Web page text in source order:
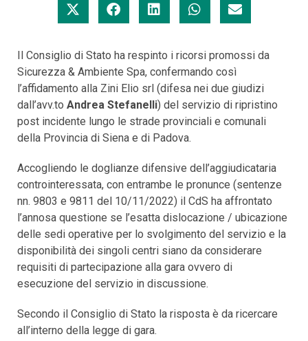
Il Consiglio di Stato ha respinto i ricorsi promossi da
Sicurezza & Ambiente Spa, confermando così
l’affidamento alla Zini Elio srl (difesa nei due giudizi
dall’avv.to Andrea Stefanelli) del servizio di ripristino
post incidente lungo le strade provinciali e comunali
della Provincia di Siena e di Padova.
Accogliendo le doglianze difensive dell’aggiudicataria
controinteressata, con entrambe le pronunce (sentenze
nn. 9803 e 9811 del 10/11/2022) il CdS ha affrontato
l’annosa questione se l’esatta dislocazione / ubicazione
delle sedi operative per lo svolgimento del servizio e la
disponibilità dei singoli centri siano da considerare
requisiti di partecipazione alla gara ovvero di
esecuzione del servizio in discussione.
Secondo il Consiglio di Stato la risposta è da ricercare
all’interno della legge di gara.